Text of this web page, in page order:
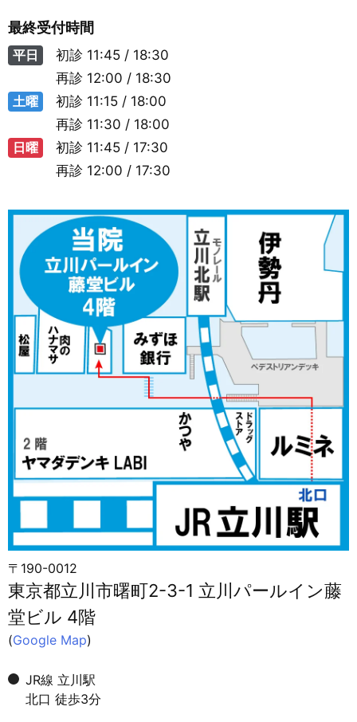
最終受付時間
平日 初診 11:45 / 18:30
再診 12:00 / 18:30
土曜
初診 11:15 / 18:00
再診 11:30 / 18:00
日曜
初診 11:45 / 17:30
再診 12:00 / 17:30
〒190-0012
東京都立川市曙町2-3-1 立川パールイン藤
堂ビル 4階
(Google Map)
JR線 立川駅
北口 徒歩3分